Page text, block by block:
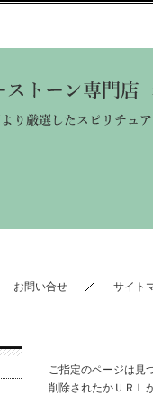
お問い合せ サイト
ご指定のページは見
削除されたかＵＲＬ